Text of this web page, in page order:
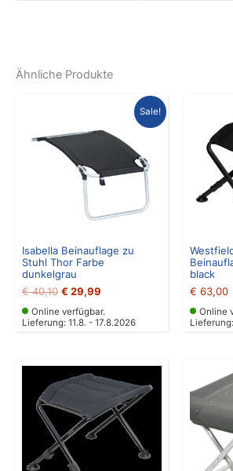
Ähnliche Produkte
Sale!
Isabella Beinauflage zu
Stuhl Thor Farbe
dunkelgrau
€40,10
€ 40,10
€29,99
Aktueller
€ 29,99.
Online verfügbar.
Lieferung: 11.8. - 17.8.2026
black
€ 63,00
Online